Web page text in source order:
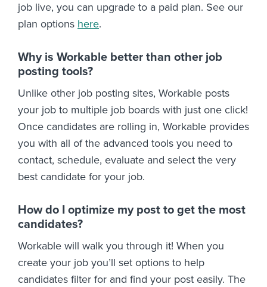
job live, you can upgrade to a paid plan. See our
plan options here.
Why is Workable better than other job
posting tools?
Unlike other job posting sites, Workable posts
your job to multiple job boards with just one click!
Once candidates are rolling in, Workable provides
you with all of the advanced tools you need to
contact, schedule, evaluate and select the very
best candidate for your job.
How do I optimize my post to get the most
candidates?
Workable will walk you through it! When you
create your job you’ll set options to help
candidates filter for and find your post easily. The